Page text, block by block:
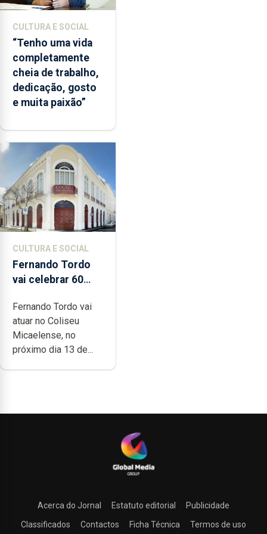
CULTURA E SOCIAL
“Tenho uma vida
completamente
cheia de trabalho,
dedicação, gosto
e muita paixão”
CULTURA E SOCIAL
Fernando Tordo
vai celebrar 60
no Coliseu
Micaelense
Fernando Tordo vai
atuar no Coliseu
Micaelense, no
próximo dia 13 de...
Acerca do Jornal Estatuto editorial
Publicidade
Classificados
Contactos Ficha Técnica Termos de uso